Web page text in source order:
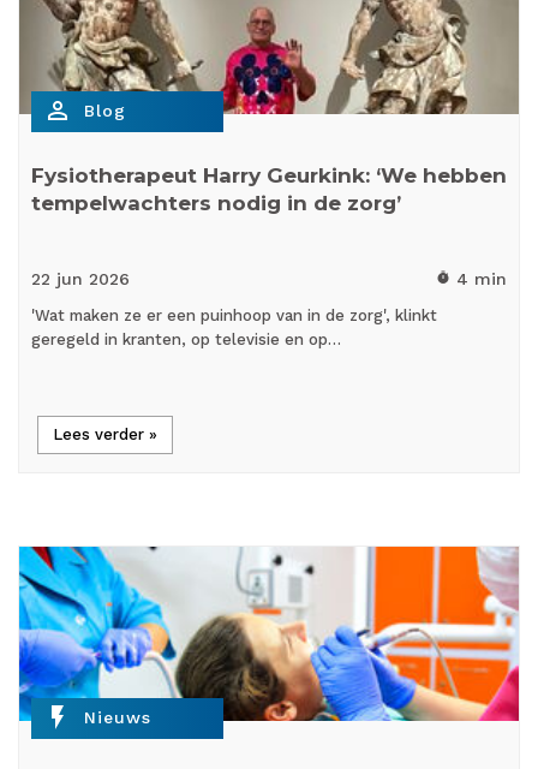
person_outline Blog
Fysiotherapeut Harry Geurkink: ‘We hebben
tempelwachters nodig in de zorg’
22 jun 2026 timer 4 min
'Wat maken ze er een puinhoop van in de zorg', klinkt
geregeld in kranten, op televisie en op…
Lees verder »
flash_on Nieuws